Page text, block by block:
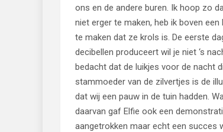
ons en de andere buren. Ik hoop zo
niet erger te maken, heb ik boven
te maken dat ze krols is. De eerste
decibellen produceert wil je niet ‘s
bedacht dat de luikjes voor de nacht
stammoeder van de zilvertjes is de
dat wij een pauw in de tuin hadden.
daarvan gaf Elfie ook een
aangetrokken maar echt een succes